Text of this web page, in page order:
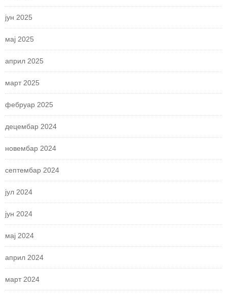
јун 2025
мај 2025
април 2025
март 2025
фебруар 2025
децембар 2024
новембар 2024
септембар 2024
јул 2024
јун 2024
мај 2024
април 2024
март 2024